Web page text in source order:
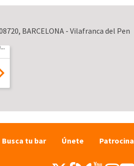
BARCELONA - Vilafranca del Pen
Busca tu bar Únete Patrocina